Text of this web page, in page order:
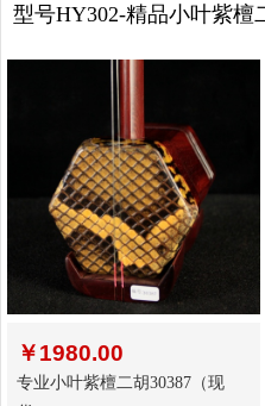
型号HY302-精品小叶紫檀
￥1980.00
专业小叶紫檀二胡30387（现